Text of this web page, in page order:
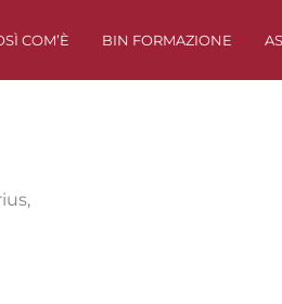
COM’È BIN FORMAZIONE